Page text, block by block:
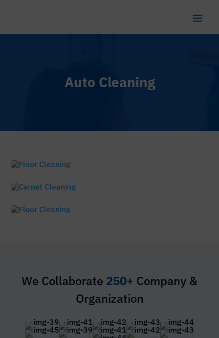
Auto Cleaning
We Collaborate 250+ Company &
Organization